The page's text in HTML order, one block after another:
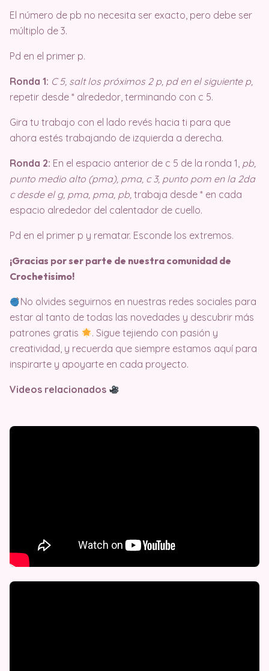
El número de pb no necesita ser exacto, pero debe ser
múltiplo de 3.
Pd en el primer p.
Ronda 1: C 5, salt los próximos 2 p, pd en el siguiente p,
repetir desde * alrededor, terminando con c 5.
Gira tu trabajo con el lado revés hacia ti para que
ahora estés trabajando de izquierda a derecha.
Ronda 2: En el espacio anterior de c 5 de la ronda 1, pb,
punto medio alto (pma), pma, c 3, punto pom en la 2da
c desde el g, pma, pma, pb, trabaja desde * en cada
espacio alrededor del calentador de cuello.
Pd en el primer p y rematar. Esconde los extremos.
¡Gracias por ser parte de nuestra comunidad de
Crochetisimo!
No olvides seguirnos en nuestras redes sociales para
estar al tanto de todas las novedades y descubrir más
patrones gratis
. Sigue tejiendo con pasión y
creatividad, y recuerda que siempre estamos aquí para
inspirarte y apoyarte en cada proyecto.
Videos relacionados